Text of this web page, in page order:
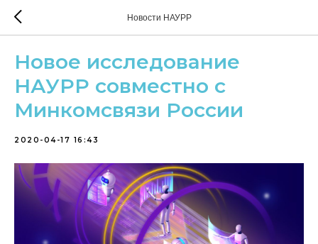
Новости НАУРР
Новое исследование
НАУРР совместно с
Минкомсвязи России
2020-04-17 16:43